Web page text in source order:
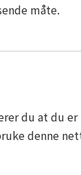
måte.
du at du
denne